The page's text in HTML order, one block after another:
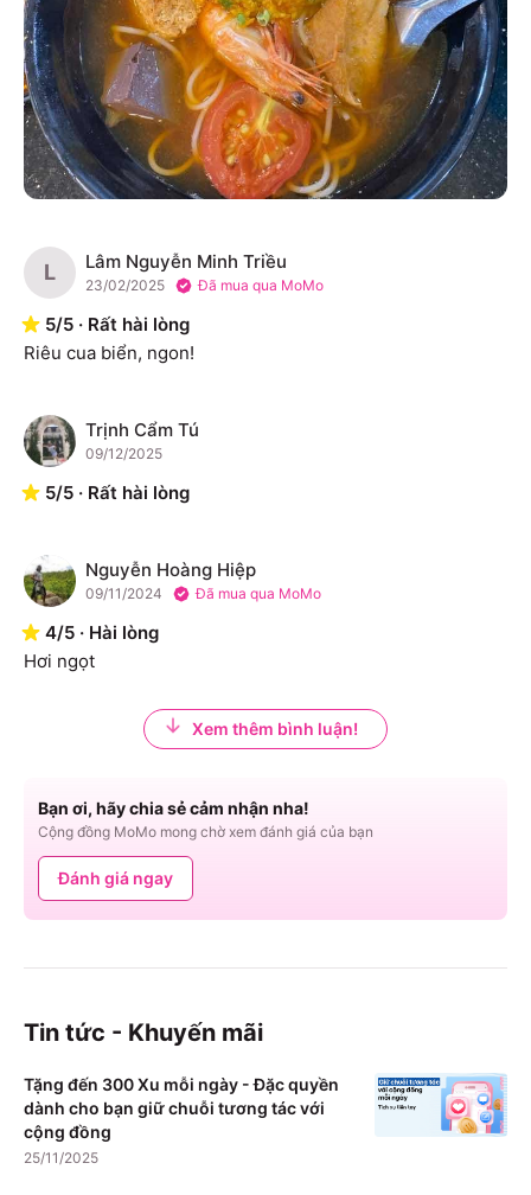
L Lâm Nguyễn Minh Triều
23/02/2025 Đã mua qua MoMo
5/5 · Rất hài lòng
Riêu cua biển, ngon!
T Trịnh Cẩm Tú
09/12/2025
5/5 · Rất hài lòng
N Nguyễn Hoàng Hiệp
09/11/2024 Đã mua qua MoMo
4/5 · Hài lòng
Hơi ngọt
Xem thêm bình luận!
Bạn ơi, hãy chia sẻ cảm nhận nha!
Cộng đồng MoMo mong chờ xem đánh giá của bạn
Đánh giá ngay
Tin tức - Khuyến mãi
Tặng đến 300 Xu mỗi ngày - Đặc quyền
dành cho bạn giữ chuỗi tương tác với
cộng đồng
25/11/2025